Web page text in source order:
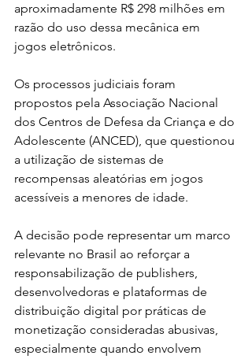
aproximadamente R$ 298 milhões em
razão do uso dessa mecânica em
jogos eletrônicos.
Os processos judiciais foram
propostos pela Associação Nacional
dos Centros de Defesa da Criança e do
Adolescente (ANCED), que questionou
a utilização de sistemas de
recompensas aleatórias em jogos
acessíveis a menores de idade.
A decisão pode representar um marco
relevante no Brasil ao reforçar a
responsabilização de publishers,
desenvolvedoras e plataformas de
distribuição digital por práticas de
monetização consideradas abusivas,
especialmente quando envolvem